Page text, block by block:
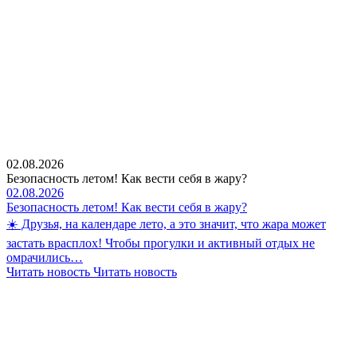
02.08.2026
Безопасность летом! Как вести себя в жару?
02.08.2026
Безопасность летом! Как вести себя в жару?
☀️ Друзья, на календаре лето, а это значит, что жара может
застать врасплох! Чтобы прогулки и активный отдых не
омрачились…
Читать новость Читать новость